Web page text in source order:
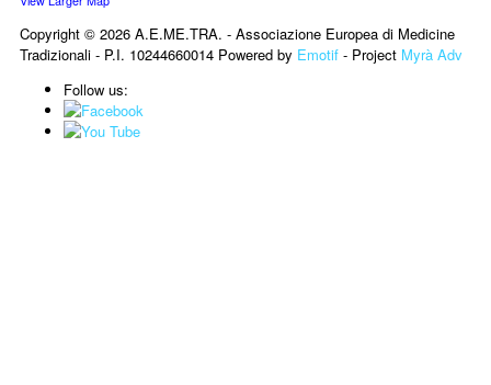
Copyright © 2026 A.E.ME.TRA. - Associazione Europea di Medicine
Tradizionali - P.I. 10244660014 Powered by Emotif - Project Myrà Adv
Follow us: